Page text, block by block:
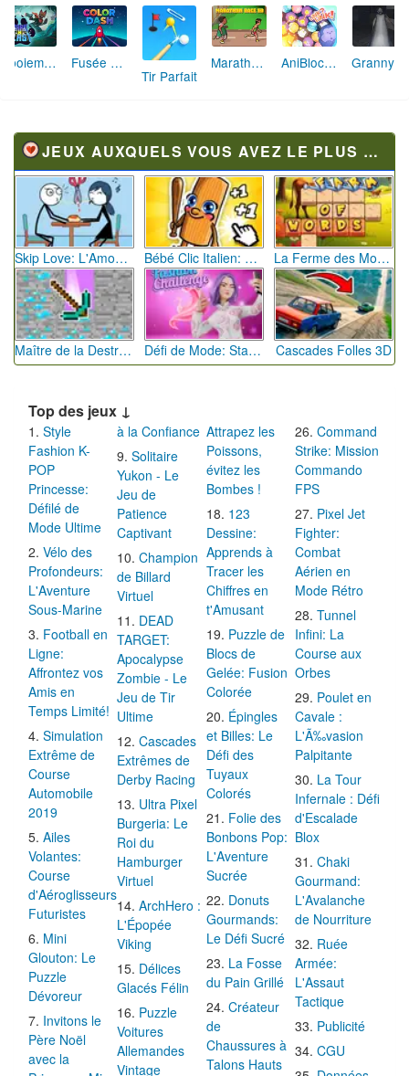
Aboiement Stellaire : Aventure Canine Fusée Chromatique: La Course des Couleurs
Tir Parfait
Marathon Champion io AniBlocos: Connecte les Animaux Mignons!
JEUX AUXQUELS VOUS AVEZ LE PLUS JOUÉ
Skip Love: L'Amour en Péril Bébé Clic Italien: La Folie des Petits Bambins La Ferme des Mots - Cultivez votre Vocabulaire
Maître de la Destruction: Fusion de Pioches Défi de Mode: Star du Podium Cascades Folles 3D
Top des jeux ↓
Style
Fashion K-
POP
Princesse:
Défilé de
Mode Ultime
Vélo des
Profondeurs:
L'Aventure
Sous-Marine
Football en
Ligne:
Affrontez vos
Amis en
Temps Limité!
Simulation
Extrême de
Course
Automobile
2019
Ailes
Volantes:
Course
d'Aéroglisseurs
Futuristes
Mini
Glouton: Le
Puzzle
Dévoreur
Invitons le
Père Noël
avec la
à la Confiance
Solitaire
Yukon - Le
Jeu de
Patience
Captivant
Champion
de Billard
Virtuel
DEAD
TARGET:
Apocalypse
Zombie - Le
Jeu de Tir
Ultime
Cascades
Extrêmes de
Derby Racing
Ultra Pixel
Burgeria: Le
Roi du
Hamburger
Virtuel
ArchHero :
L'Épopée
Viking
Délices
Glacés Félin
Puzzle
Voitures
Allemandes
Vintage
Attrapez les
Poissons,
évitez les
Bombes !
123
Dessine:
Apprends à
Tracer les
Chiffres en
t'Amusant
Puzzle de
Blocs de
Gelée: Fusion
Colorée
Épingles
et Billes: Le
Défi des
Tuyaux
Colorés
Folie des
Bonbons Pop:
L'Aventure
Sucrée
Donuts
Gourmands:
Le Défi Sucré
La Fosse
du Pain Grillé
Créateur
de
Chaussures à
Talons Hauts
Command
Strike: Mission
Commando
FPS
Pixel Jet
Fighter:
Combat
Aérien en
Mode Rétro
Tunnel
Infini: La
Course aux
Orbes
Poulet en
Cavale :
L'Ã‰vasion
Palpitante
La Tour
Infernale : Défi
d'Escalade
Blox
Chaki
Gourmand:
L'Avalanche
de Nourriture
Ruée
Armée:
L'Assaut
Tactique
Publicité
CGU